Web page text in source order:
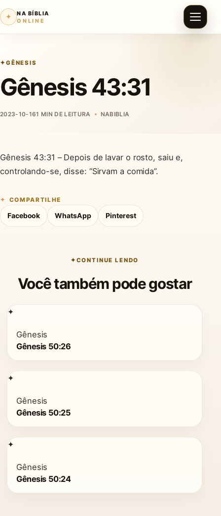
✦
NA BÍBLIA
ONLINE
GÊNESIS
Gênesis 43:31
2023-10-161 MIN DE LEITURA NABIBLIA
Gênesis 43:31 – Depois de lavar o rosto, saiu e,
controlando-se, disse: “Sirvam a comida”.
COMPARTILHE
Facebook WhatsApp Pinterest
CONTINUE LENDO
Você também pode gostar
✦
Gênesis
Gênesis 50:26
✦
Gênesis
Gênesis 50:25
✦
Gênesis
Gênesis 50:24